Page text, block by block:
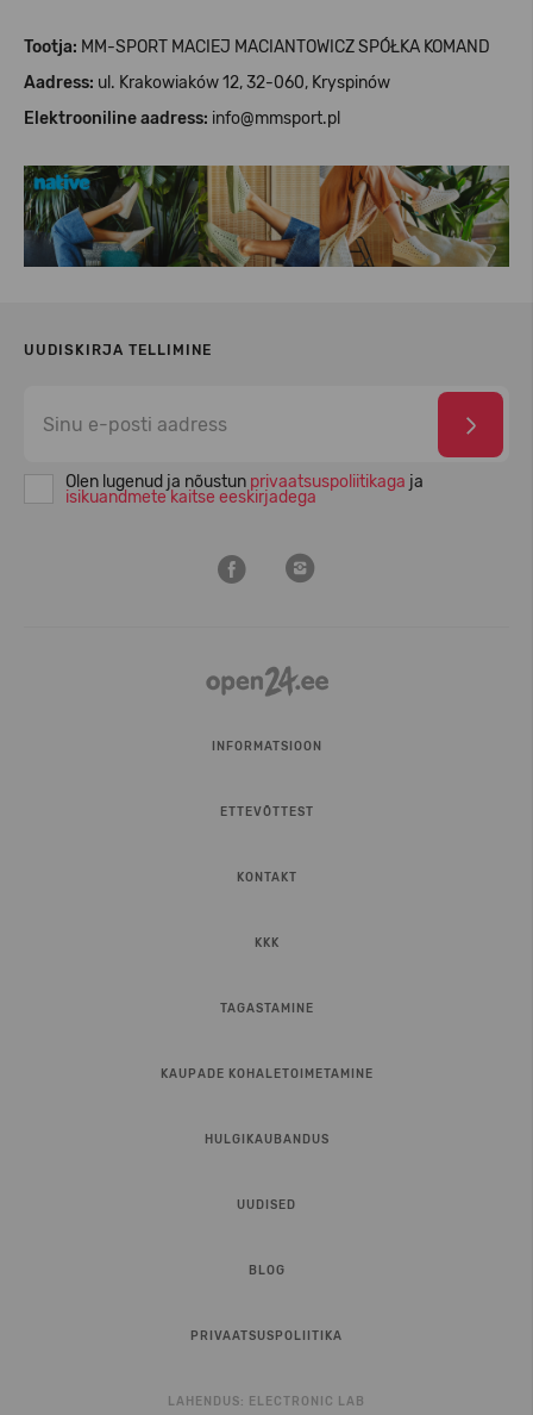
Tootja: MM-SPORT MACIEJ MACIANTOWICZ SPÓŁKA KOMAND
Aadress: ul. Krakowiaków 12, 32-060, Kryspinów
Elektrooniline aadress: info@mmsport.pl
UUDISKIRJA TELLIMINE
Olen lugenud ja nõustun privaatsuspoliitikaga ja
isikuandmete kaitse eeskirjadega
INFORMATSIOON
ETTEVÕTTEST
KONTAKT
KKK
TAGASTAMINE
KAUPADE KOHALETOIMETAMINE
HULGIKAUBANDUS
UUDISED
BLOG
PRIVAATSUSPOLIITIKA
LAHENDUS: ELECTRONIC LAB